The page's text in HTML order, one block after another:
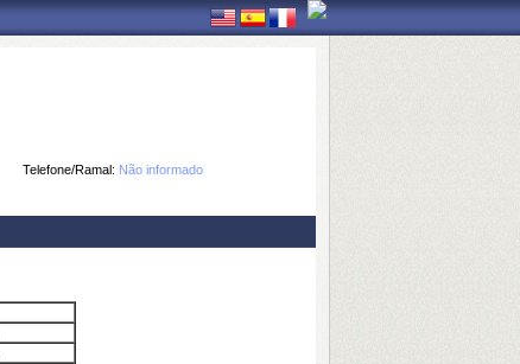
Telefone/Ramal: Não informado